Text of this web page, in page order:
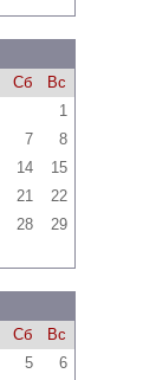
Сб
Вс
1
7
8
14
15
21
22
28
29
Сб
Вс
5
6